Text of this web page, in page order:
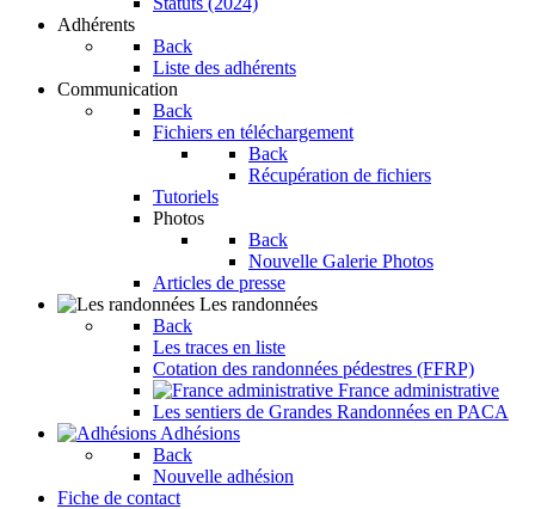
Adhérents
Back
Liste des adhérents
Communication
Back
Fichiers en téléchargement
Back
Récupération de fichiers
Tutoriels
Photos
Back
Nouvelle Galerie Photos
Articles de presse
Les randonnées
Back
Les traces en liste
Cotation des randonnées pédestres (FFRP)
France administrative
Les sentiers de Grandes Randonnées en PACA
Adhésions
Back
Nouvelle adhésion
Fiche de contact